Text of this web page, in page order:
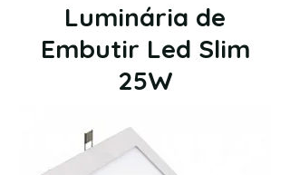
Luminária de
Embutir Led Slim
25W